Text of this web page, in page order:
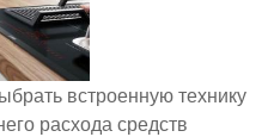
встроенную технику
расхода средств